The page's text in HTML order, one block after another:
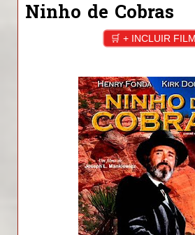
Ninho de Cobras
🛒 + INCLUIR